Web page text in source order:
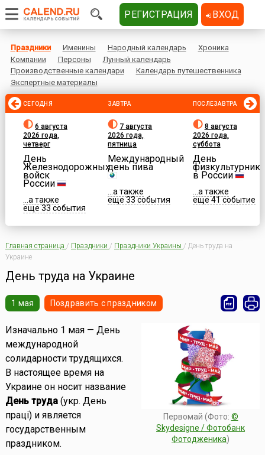
Праздники Именины Народный календарь
Хроника
Компании
Персоны
Лунный календарь
Производственные календари
Календарь путешественника
Экспертные материалы
СЕГОДНЯ
6 августа
2026 года,
четверг
День
Железнодорожных
войск
России
...а также
еще 33 события
ЗАВТРА
7 августа
2026 года,
пятница
Международный
день пива
...а также
еще 33 события
ПОСЛЕЗАВТРА
8 августа
2026 года,
суббота
День
физкультурника
в России
...а также
еще 41 событие
Главная страница / Праздники / Праздники Украины / День труда на
Украине
День труда на Украине
1 мая Поздравить с праздником
Первомай (Фото: ©
Skydesigne / Фотобанк
Фотодженика)
Изначально 1 мая — День
международной
солидарности трудящихся.
В настоящее время на
Украине он носит название
День труда(укр. День
праці) и является
государственным
праздником.
РЕГИСТРАЦИЯ ВХОД